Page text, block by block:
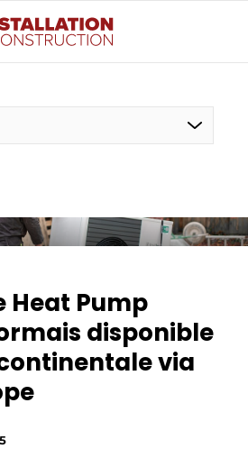
de votre inscription
S’inscrire
statement
Heat Pump
disponible
via